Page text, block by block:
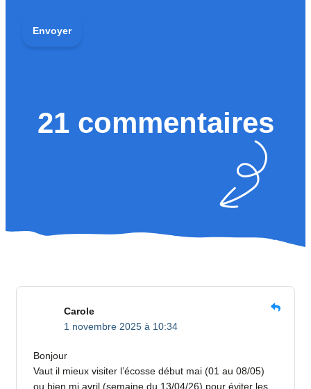
21 commentaires
Carole
1 novembre 2025 à 10:34
Bonjour
Vaut il mieux visiter l’écosse début mai (01 au 08/05)
ou bien mi avril (semaine du 13/04/26) pour éviter les